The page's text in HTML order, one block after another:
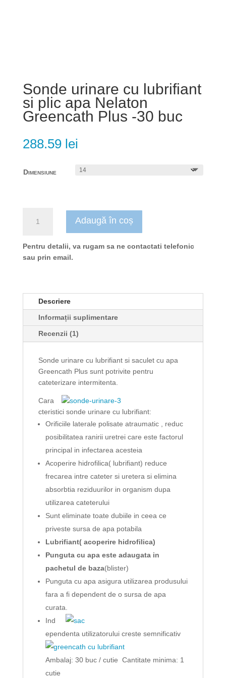
Sonde urinare cu lubrifiant
si plic apa Nelaton
Greencath Plus -30 buc
288.59 lei
Dimensiune
Sonde
cu
lubrifiant
Nelaton
Plus
Adaugă în coș
Pentru detalii, va rugam sa ne contactati telefonic
sau prin email.
Descriere
Informații suplimentare
Recenzii (1)
Sonde urinare cu lubrifiant si saculet cu apa
Greencath Plus sunt potrivite pentru
cateterizare intermitenta.
Cara
cteristici sonde urinare cu lubrifiant:
Orificiile laterale polisate atraumatic , reduc
posibilitatea ranirii uretrei care este factorul
principal in infectarea acesteia
Acoperire hidrofilica( lubrifiant) reduce
frecarea intre cateter si uretera si elimina
absorbtia reziduurilor in organism dupa
utilizarea cateterului
Sunt eliminate toate dubiile in ceea ce
priveste sursa de apa potabila
Lubrifiant( acoperire hidrofilica)
Pungutacu apa este adaugatain
pachetul de baza(blister)
Punguta cu apa asigura utilizarea produsului
fara a fi dependent de o sursa de apa
curata.
Ind
ependenta utilizatorului creste semnificativ
Ambalaj: 30 buc / cutie Cantitate minima: 1
cutie